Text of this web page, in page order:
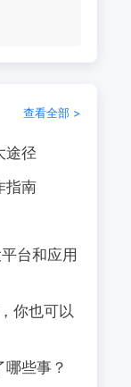
查看全部 >
途径
指南
台和应用
你也可以
些事？